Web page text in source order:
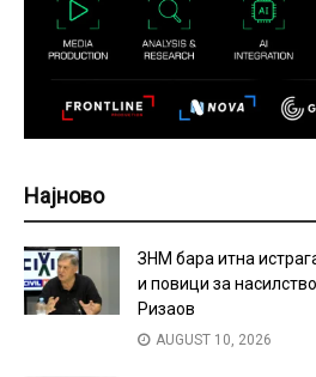
Најново
ЗНМ бара итна
и повици за
Ризаов
AUGUST 10, 2026